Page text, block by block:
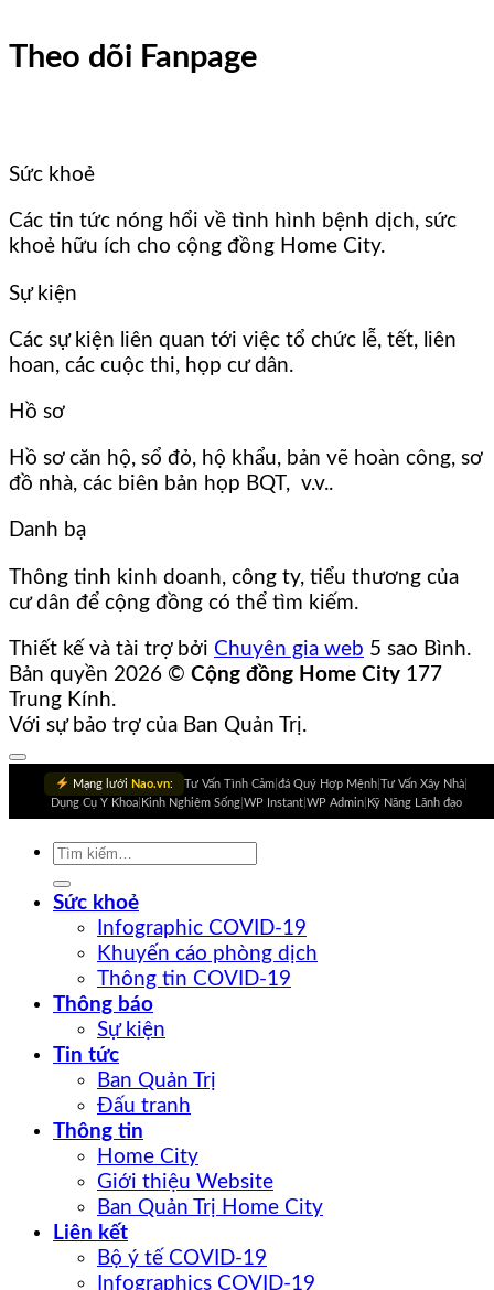
Theo dõi Fanpage
Sức khoẻ
Các tin tức nóng hổi về tình hình bệnh dịch, sức
khoẻ hữu ích cho cộng đồng Home City.
Sự kiện
Các sự kiện liên quan tới việc tổ chức lễ, tết, liên
hoan, các cuộc thi, họp cư dân.
Hồ sơ
Hồ sơ căn hộ, sổ đỏ, hộ khẩu, bản vẽ hoàn công, sơ
đồ nhà, các biên bản họp BQT, v.v..
Danh bạ
Thông tinh kinh doanh, công ty, tiểu thương của
cư dân để cộng đồng có thể tìm kiếm.
Thiết kế và tài trợ bởi Chuyên gia web 5 sao Bình.
Bản quyền 2026 © Cộng đồng Home City 177
Trung Kính.
Với sự bảo trợ của Ban Quản Trị.
Mạng lưới Nao.vn: Tư Vấn Tình Cảm| đá Quý Hợp Mệnh| Tư Vấn Xây Nhà|
Dụng Cụ Y Khoa| Kinh Nghiệm Sống| WP Instant| WP Admin| Kỹ Năng Lãnh đạo
Sức khoẻ
Infographic COVID-19
Khuyến cáo phòng dịch
Thông tin COVID-19
Thông báo
Sự kiện
Tin tức
Ban Quản Trị
Đấu tranh
Thông tin
Home City
Giới thiệu Website
Ban Quản Trị Home City
Liên kết
Bộ ý tế COVID-19
Infographics COVID-19